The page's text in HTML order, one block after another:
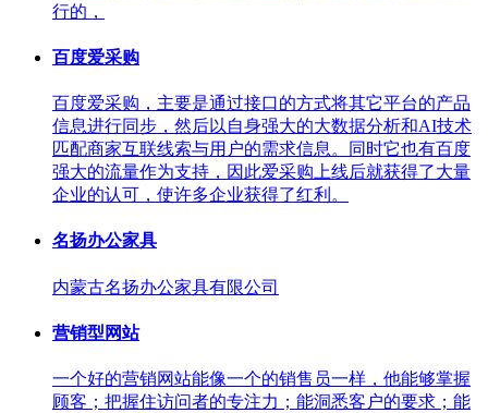
行的，
百度爱采购
百度爱采购，主要是通过接口的方式将其它平台的产品
信息进行同步，然后以自身强大的大数据分析和AI技术
匹配商家互联线索与用户的需求信息。同时它也有百度
强大的流量作为支持，因此爱采购上线后就获得了大量
企业的认可，使许多企业获得了红利。
名扬办公家具
内蒙古名扬办公家具有限公司
营销型网站
一个好的营销网站能像一个的销售员一样，他能够掌握
顾客；把握住访问者的专注力；能洞悉客户的要求；能